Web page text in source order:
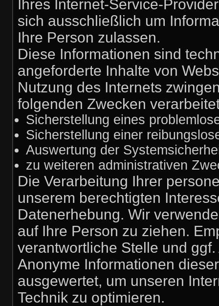
Ihres Internet-Service-
sich ausschließlich um
Ihre Person zulassen.
Diese Informationen sind
angeforderte Inhalte von
Nutzung des Internets
folgenden Zwecken
Sicherstellung eines
Sicherstellung einer
Auswertung der
zu weiteren administrativen
Die Verarbeitung Ihrer
unserem berechtigten
Datenerhebung. Wir
auf Ihre Person zu ziehen.
verantwortliche Stelle und
Anonyme Informationen
ausgewertet, um unseren
Technik zu optimieren.